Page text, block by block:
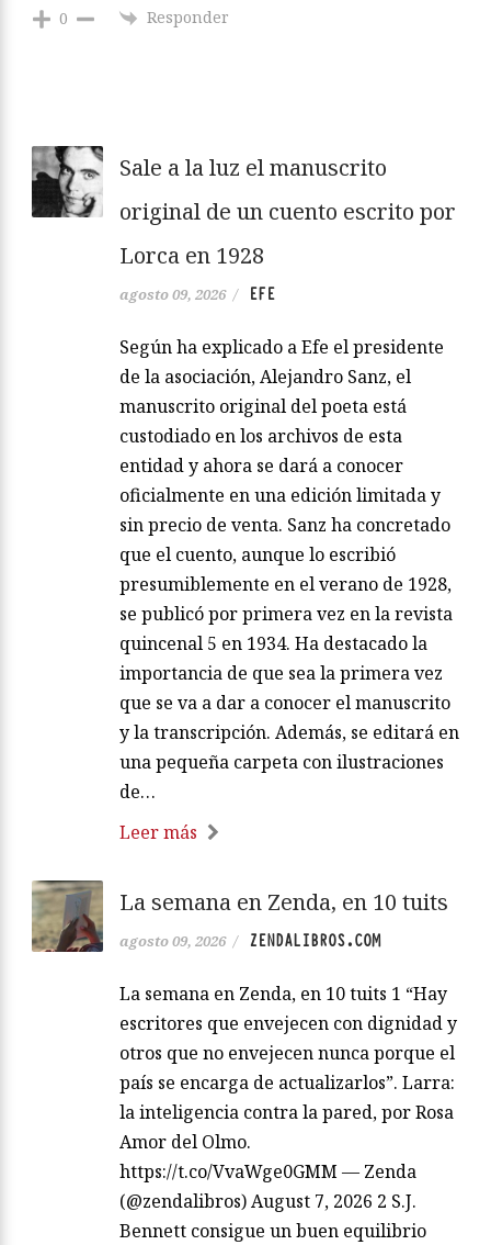
0 Responder
Sale a la luz el manuscrito
original de un cuento escrito por
Lorca en 1928
agosto 09, 2026 / EFE
Según ha explicado a Efe el presidente
de la asociación, Alejandro Sanz, el
manuscrito original del poeta está
custodiado en los archivos de esta
entidad y ahora se dará a conocer
oficialmente en una edición limitada y
sin precio de venta. Sanz ha concretado
que el cuento, aunque lo escribió
presumiblemente en el verano de 1928,
se publicó por primera vez en la revista
quincenal 5 en 1934. Ha destacado la
importancia de que sea la primera vez
que se va a dar a conocer el manuscrito
y la transcripción. Además, se editará en
una pequeña carpeta con ilustraciones
de…
Leer más
La semana en Zenda, en 10 tuits
agosto 09, 2026 / ZENDALIBROS.COM
La semana en Zenda, en 10 tuits 1 “Hay
escritores que envejecen con dignidad y
otros que no envejecen nunca porque el
país se encarga de actualizarlos”. Larra:
la inteligencia contra la pared, por Rosa
Amor del Olmo.
https://t.co/VvaWge0GMM — Zenda
(@zendalibros) August 7, 2026 2 S.J.
Bennett consigue un buen equilibrio